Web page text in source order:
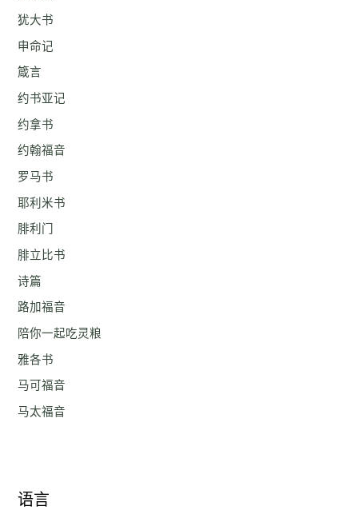
犹大书
申命记
箴言
约书亚记
约拿书
约翰福音
罗马书
耶利米书
腓利门
腓立比书
诗篇
路加福音
陪你一起吃灵粮
雅各书
马可福音
马太福音
语言